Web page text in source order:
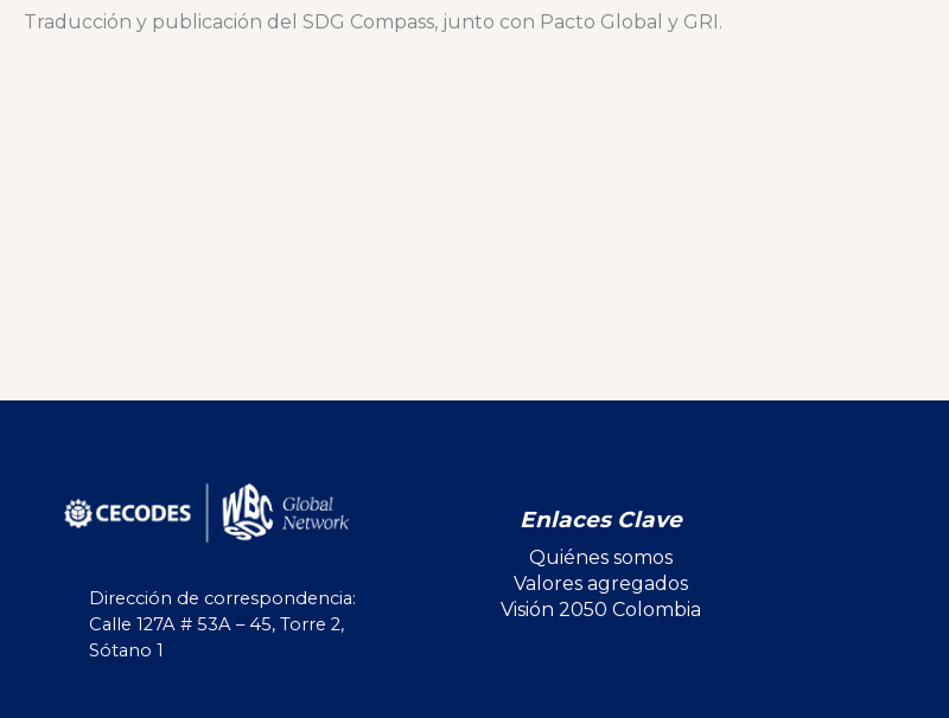
Traducción y publicación del SDG Compass, junto con Pacto Global y GRI.
Dirección de correspondencia:
Calle 127A # 53A – 45, Torre 2,
Sótano 1
Enlaces Clave
Quiénes somos
Valores agregados
Visión 2050 Colombia